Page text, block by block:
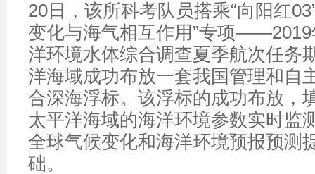
20日，该所科考队员搭乘“向阳红
变化与海气相互作用”专项——2019
洋环境水体综合调查夏季航次任务
洋海域成功布放一套我国管理和自
合深海浮标。该浮标的成功布放，
太平洋海域的海洋环境参数实时监
全球气候变化和海洋环境预报预测
础。